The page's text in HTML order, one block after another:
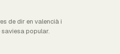
de dir en valencià i
popular.